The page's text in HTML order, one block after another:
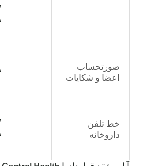
صورتحساب
اعضا و شکایات
خط تلفن
داروخانه